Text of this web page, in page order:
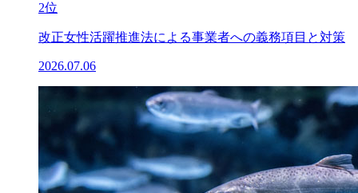
2位
改正女性活躍推進法による事業者への義務項目と対策
2026.07.06